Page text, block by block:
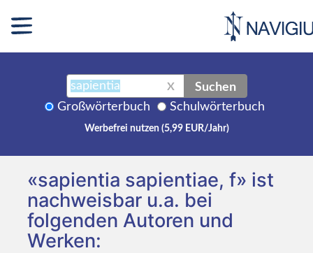
X Suchen
Großwörterbuch Schulwörterbuch
Werbefrei nutzen (5,99 EUR/Jahr)
«sapientia sapientiae, f» ist
nachweisbar u.a. bei
folgenden Autoren und
Werken: